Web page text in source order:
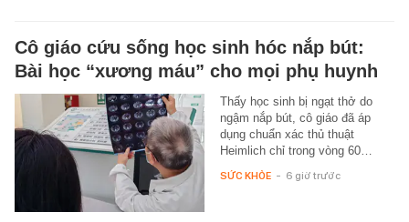
Cô giáo cứu sống học sinh hóc nắp bút:
Bài học “xương máu” cho mọi phụ huynh
Thấy học sinh bị ngạt thở do
ngậm nắp bút, cô giáo đã áp
dụng chuẩn xác thủ thuật
Heimlich chỉ trong vòng 60…
SỨC KHỎE - 6 giờ trước